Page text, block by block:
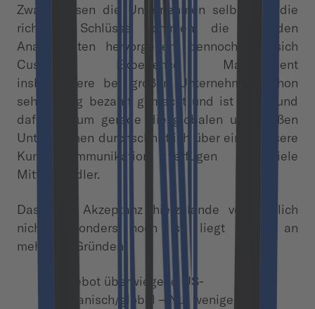
Zwar müssen die Unternehmen selbst auf die
richtigen Schlüsse kommen, die aus den
Analysedaten hervorgehen, dennoch hat sich
Customer Experience Management
insbesondere bei großen Unternehmen schon
sehr häufig bezahlt gemacht und ist ein Grund
dafür, warum gerade die globalen und großen
Unternehmen durchschnittlich über eine bessere
Kundenkommunikation verfügen als viele
Mittelständler.
Dass die Akzeptanz hierzulande vermeintlich
nicht besonders hoch ist, liegt gleich an
mehreren Gründen:
a) Angebot überwiegend US-
amerikanisch/global – Nur wenige